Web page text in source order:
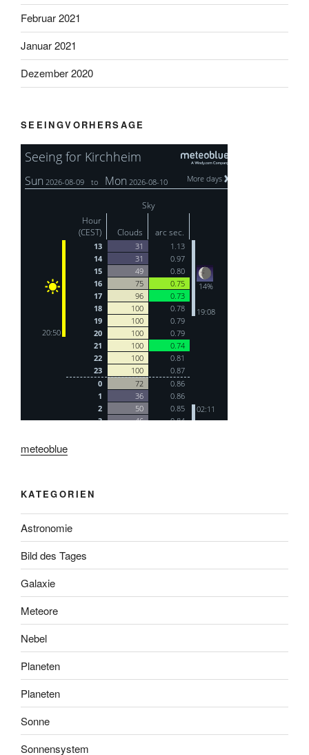
Februar 2021
Januar 2021
Dezember 2020
SEEINGVORHERSAGE
meteoblue
KATEGORIEN
Astronomie
Bild des Tages
Galaxie
Meteore
Nebel
Planeten
Planeten
Sonne
Sonnensystem